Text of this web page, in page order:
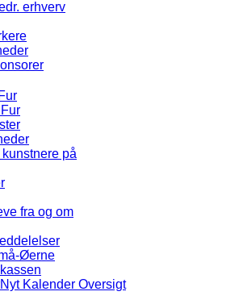
erhverv
på
fra og om
Øerne
Kalender Oversigt